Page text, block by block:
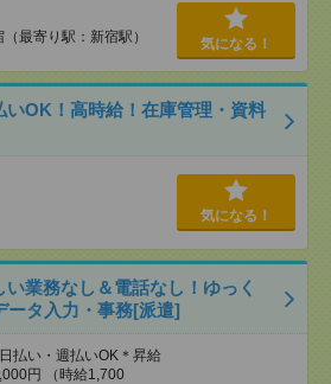
最寄り駅：新宿駅） 気になる！
いOK！高時給！在庫管理・資料
気になる！
い業務なし＆電話なし！ゆっく
ータ入力・事務[派遣]
払い・週払いOK＊昇給
円 （時給1,700